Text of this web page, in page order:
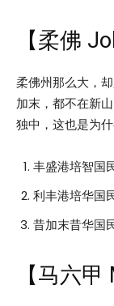
【柔佛
柔佛州那么大，
加末，都不在新
独中，这也是为
丰盛港培智国
利丰港培华国
昔加末昔华国
【马六